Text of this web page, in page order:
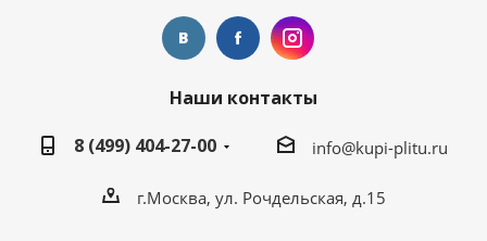
Наши контакты
8 (499) 404-27-00
info@kupi-plitu.ru
г.Москва, ул. Рочдельская, д.15